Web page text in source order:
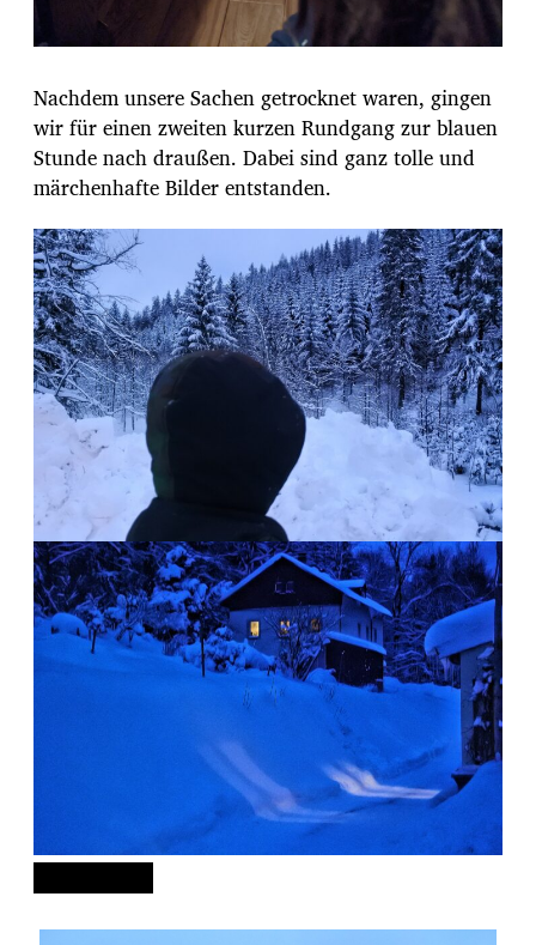
Nachdem unsere Sachen getrocknet waren, gingen
wir für einen zweiten kurzen Rundgang zur blauen
Stunde nach draußen. Dabei sind ganz tolle und
märchenhafte Bilder entstanden.